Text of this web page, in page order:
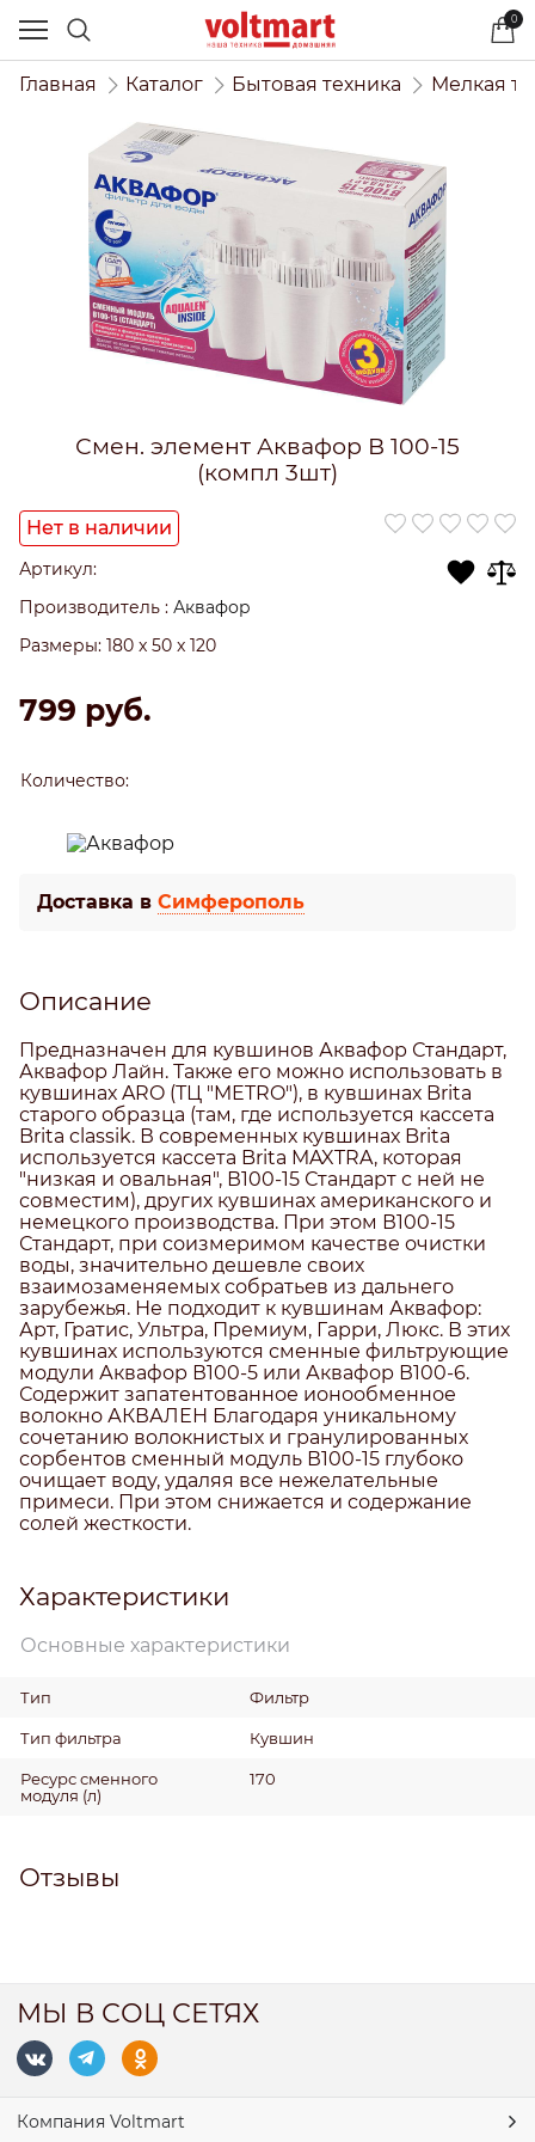
0
Главная Каталог Бытовая техника Мелкая
Смен. элемент Аквафор В 100-15
(компл 3шт)
Нет в наличии
Артикул:
Производитель : Аквафор
Размеры: 180 x 50 x 120
799 руб.
Количество:
Доставка в Симферополь
Описание
Предназначен для кувшинов Аквафор Стандарт,
Аквафор Лайн. Также его можно использовать в
кувшинах ARO (ТЦ "METRO"), в кувшинах Brita
старого образца (там, где используется кассета
Brita classik. В современных кувшинах Brita
используется кассета Brita MAXTRA, которая
"низкая и овальная", В100-15 Стандарт с ней не
совместим), других кувшинах американского и
немецкого производства. При этом В100-15
Стандарт, при соизмеримом качестве очистки
воды, значительно дешевле своих
взаимозаменяемых собратьев из дальнего
зарубежья. Не подходит к кувшинам Аквафор:
Арт, Гратис, Ультра, Премиум, Гарри, Люкс. В этих
кувшинах используются сменные фильтрующие
модули Аквафор В100-5 или Аквафор В100-6.
Содержит запатентованное ионообменное
волокно АКВАЛЕН Благодаря уникальному
сочетанию волокнистых и гранулированных
сорбентов сменный модуль В100-15 глубоко
очищает воду, удаляя все нежелательные
примеси. При этом снижается и содержание
солей жесткости.
Характеристики
Основные характеристики
Тип Фильтр
Тип фильтра Кувшин
Ресурс сменного
модуля (л)
170
Отзывы
МЫ В СОЦ СЕТЯХ
Компания Voltmart